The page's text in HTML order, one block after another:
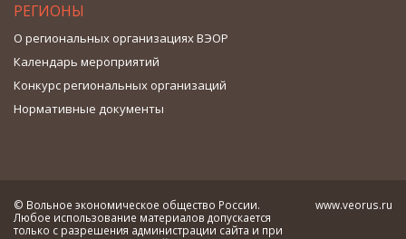
РЕГИОНЫ
О региональных организациях ВЭОР
Календарь мероприятий
Конкурс региональных организаций
Нормативные документы
© Вольное экономическое общество России.
Любое использование материалов допускается
только с разрешения администрации сайта и при
www.veorus.ru